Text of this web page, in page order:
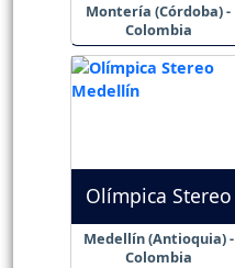
Montería (Córdoba) -
Colombia
Olímpica Stereo
Medellín (Antioquia) -
Colombia